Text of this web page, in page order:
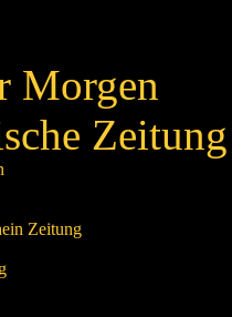
Morgen
Zeitung
Zeitung